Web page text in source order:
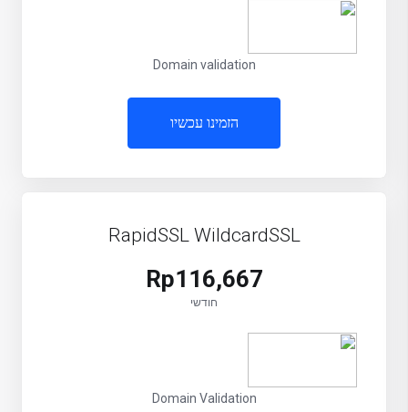
Domain validation
הזמינו עכשיו
RapidSSL WildcardSSL
Rp116,667
חודשי
Domain Validation